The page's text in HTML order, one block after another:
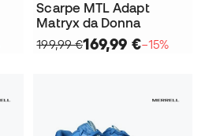
Scarpe MTL Adapt
Matryx da Donna
199,99 €169,99 €−15%